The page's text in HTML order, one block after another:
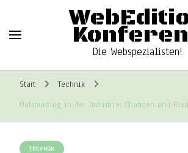
Die Webspezialisten!
Start
Technik
Outsourcing in der Industrie: Chancen und
TECHNIK